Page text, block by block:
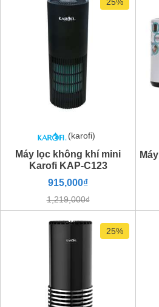
(karofi)
Máy lọc không khí mini
Karofi KAP-C123
915,000₫
1,219,000₫
25%